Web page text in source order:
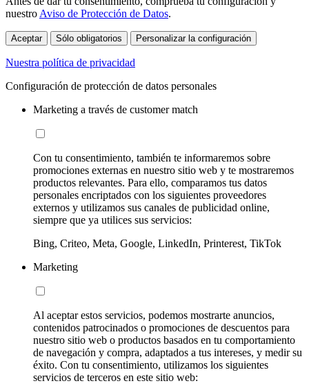
nuestro Aviso de Protección de Datos.
Aceptar Sólo obligatorios Personalizar la configuración
Nuestra política de privacidad
Configuración de protección de datos personales
Marketing a través de customer match
Con tu consentimiento, también te informaremos sobre
promociones externas en nuestro sitio web y te mostraremos
productos relevantes. Para ello, comparamos tus datos
personales encriptados con los siguientes proveedores
externos y utilizamos sus canales de publicidad online,
siempre que ya utilices sus servicios:
Bing, Criteo, Meta, Google, LinkedIn, Printerest, TikTok
Marketing
Al aceptar estos servicios, podemos mostrarte anuncios,
contenidos patrocinados o promociones de descuentos para
nuestro sitio web o productos basados en tu comportamiento
de navegación y compra, adaptados a tus intereses, y medir su
éxito. Con tu consentimiento, utilizamos los siguientes
servicios de terceros en este sitio web: